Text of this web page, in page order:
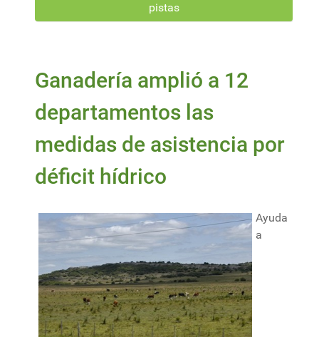
pistas
Ganadería amplió a 12
departamentos las
medidas de asistencia por
déficit hídrico
Ayuda
a